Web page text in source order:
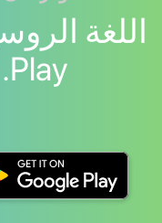
Play. قم بتجربته!